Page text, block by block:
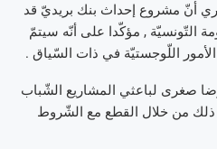
أنّ مشروع إحداث بنك بريديّ قد
التّونسيّة , مؤكّدا على أنّه سيتمّ
اللّوجستيّة في ذات السّياق .
صغرى لباعثي المشاريع الشّباب
ذلك من خلال القطع مع الشّروط